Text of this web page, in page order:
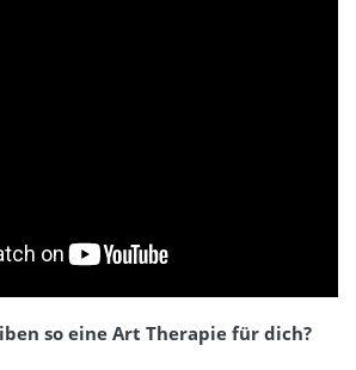
so eine Art Therapie für dich?